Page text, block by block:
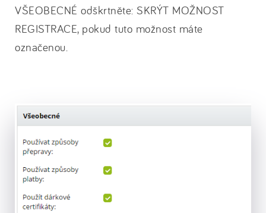
VŠEOBECNÉ odškrtněte: SKRÝT MOŽNOST
REGISTRACE, pokud tuto možnost máte
označenou.